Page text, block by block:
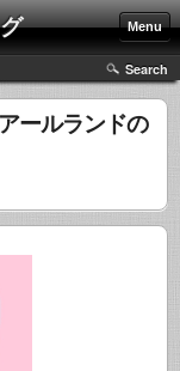
Menu
Search
ールランドの